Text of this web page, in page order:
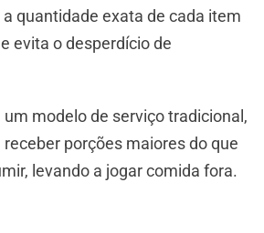
quantidade exata de cada item
evita o desperdício de
um modelo de serviço tradicional,
porções maiores do que
levando a jogar comida fora.